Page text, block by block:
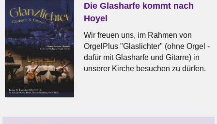
Die Glasharfe kommt nach
Hoyel
Wir freuen uns, im Rahmen von
OrgelPlus "Glaslichter" (ohne Orgel -
dafür mit Glasharfe und Gitarre) in
unserer Kirche besuchen zu dürfen.